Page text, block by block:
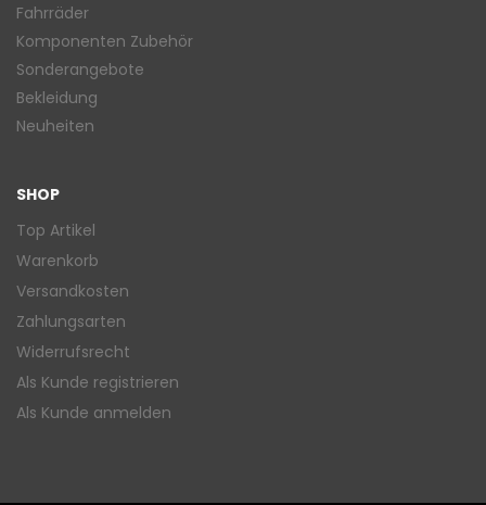
Fahrräder
Komponenten Zubehör
Sonderangebote
Bekleidung
Neuheiten
SHOP
Top Artikel
Warenkorb
Versandkosten
Zahlungsarten
Widerrufsrecht
Als Kunde registrieren
Als Kunde anmelden